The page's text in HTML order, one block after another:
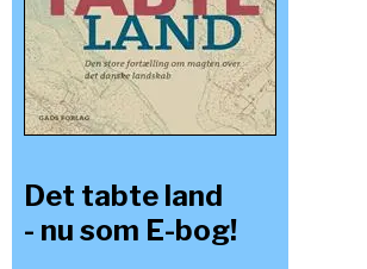
Det tabte land
- nu som E-bog!